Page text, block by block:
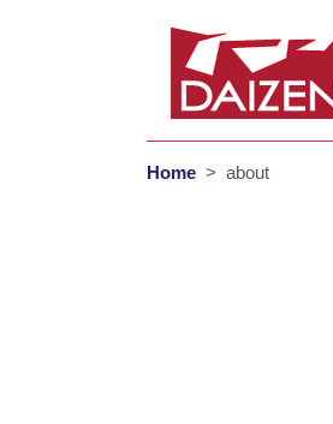
Home > about